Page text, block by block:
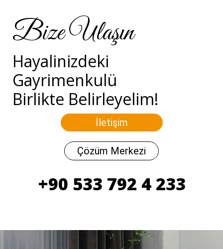
Bize Ulaşın
Hayalinizdeki
Gayrimenkulü
Birlikte Belirleyelim!
İletişim
Çözüm Merkezi
+90 533 792 4 233